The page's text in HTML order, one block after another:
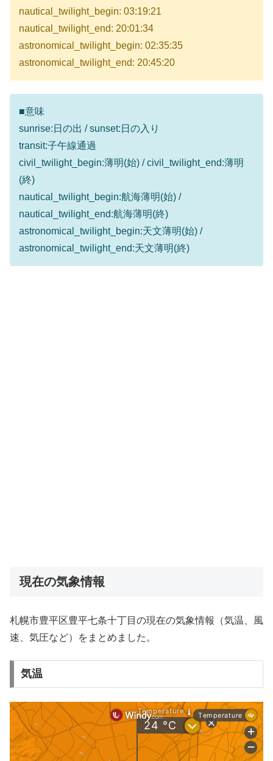
nautical_twilight_begin: 03:19:21
nautical_twilight_end: 20:01:34
astronomical_twilight_begin: 02:35:35
astronomical_twilight_end: 20:45:20
■意味
sunrise:日の出 / sunset:日の入り
transit:子午線通過
civil_twilight_begin:薄明(始) / civil_twilight_end:薄明
(終)
nautical_twilight_begin:航海薄明(始) /
nautical_twilight_end:航海薄明(終)
astronomical_twilight_begin:天文薄明(始) /
astronomical_twilight_end:天文薄明(終)
現在の気象情報
札幌市豊平区豊平七条十丁目の現在の気象情報（気温、風
速、気圧など）をまとめました。
気温